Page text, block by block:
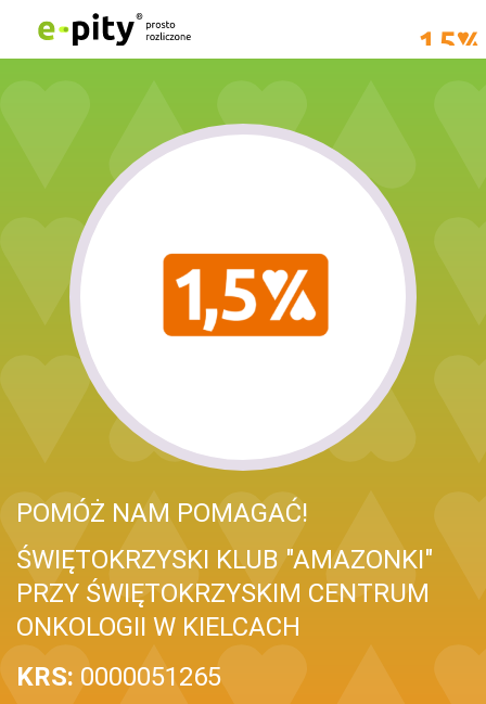
POMÓŻ NAM POMAGAĆ!
ŚWIĘTOKRZYSKI KLUB "AMAZONKI"
PRZY ŚWIĘTOKRZYSKIM CENTRUM
ONKOLOGII W KIELCACH
KRS: 0000051265